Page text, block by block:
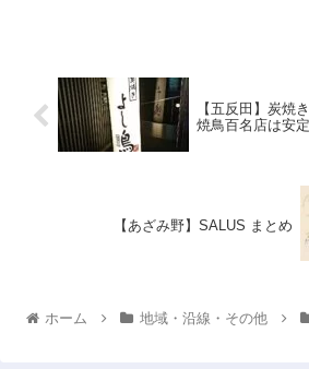
【五反田】炭焼
焼鳥百名店は安
【あざみ野】SALUS まとめ
ホーム 地域・沿線・その他